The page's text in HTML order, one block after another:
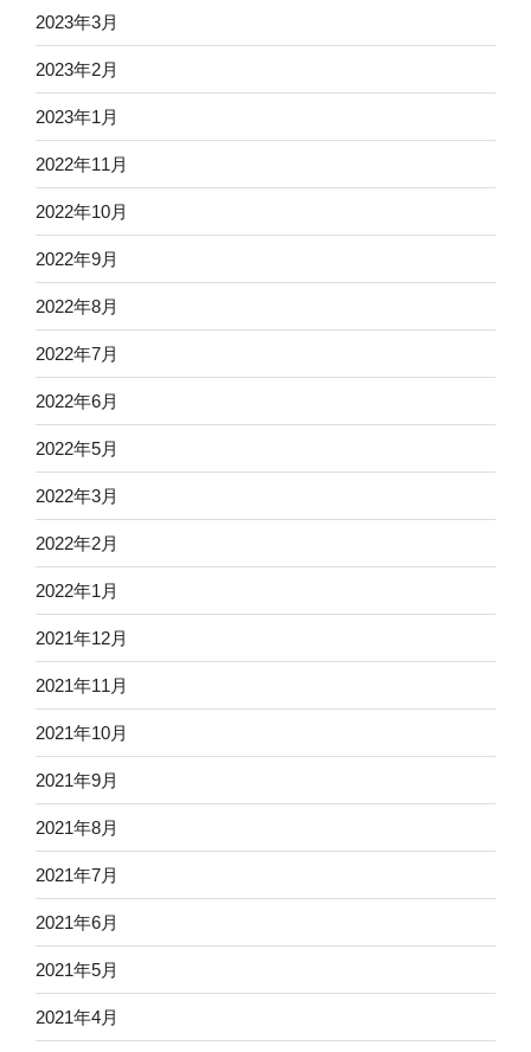
2023年3月
2023年2月
2023年1月
2022年11月
2022年10月
2022年9月
2022年8月
2022年7月
2022年6月
2022年5月
2022年3月
2022年2月
2022年1月
2021年12月
2021年11月
2021年10月
2021年9月
2021年8月
2021年7月
2021年6月
2021年5月
2021年4月